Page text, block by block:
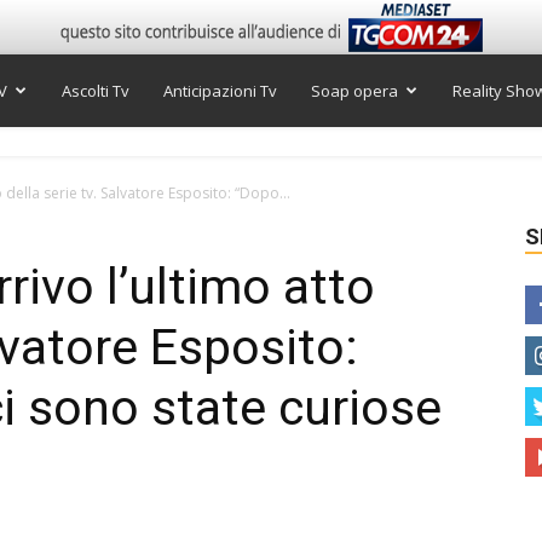
Ascolti Tv Anticipazioni Tv Soap opera Reality
serie tv. Salvatore Esposito: “Dopo...
l’ultimo atto
Esposito:
sono state curiose